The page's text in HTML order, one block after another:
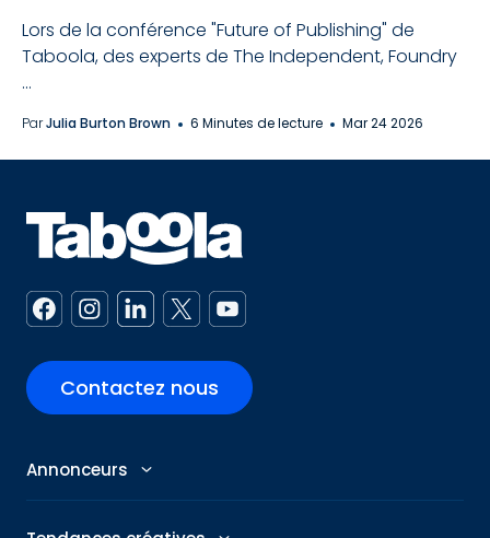
Lors de la conférence "Future of Publishing" de
Taboola, des experts de The Independent, Foundry
...
ParJulia Burton Brown 6 Minutes de lecture Mar 24 2026
Contactez nous
Annonceurs
Annonceurs